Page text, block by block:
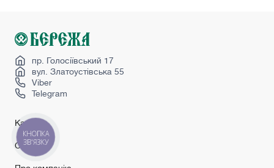
Сірі міжкімнатні двері
Чорні міжкімнатні двері
пр. Голосіївський 17
вул. Златоустівська 55
Viber
Telegram
Каталог
Сервіс
КНОПКА
ЗВ'ЯЗКУ